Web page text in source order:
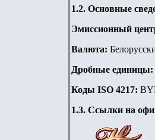
1.2. Основные
Эмиссионный
Валюта:
Дробные единицы:
Коды ISO 4217:
1.3. Ссылки на